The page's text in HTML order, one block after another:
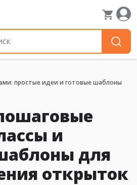
простые идеи и готовые шаблоны
и
для
открыток